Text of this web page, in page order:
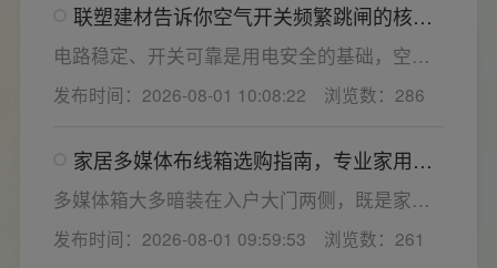
越长越好(因为铜片长度决定了插座距离的大
小，插孔间距越宽二三插同时插入越方便)。
联塑建材告诉你空气开关频繁跳闸的核心
原因与技术对策
电路稳定、开关可靠是用电安全的基础，空开
频繁跳闸大多源于电压波动、配件适配性不足
或防护结构设计缺陷。联塑建材依托成熟的电
电气套装产品，结构设计科学、稳压防护性能
优异，可有效应对电压瞬变、电网波动等场
景，减少无故跳闸、误跳闸等故障问题。
发布时间：2026-08-01 10:08:22 浏览数：286
家居多媒体布线箱选购指南，专业家用开
关电气套装厂家为您详解
多媒体箱大多暗装在入户大门两侧，既是家居
弱电线路的集中收纳载体，也会影响墙面整体
装修美观度，外观颜值、内部空间、模块化功
发布时间：2026-08-01 09:59:53 浏览数：261